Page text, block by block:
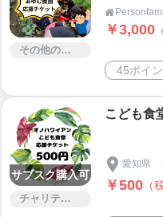
その他のサービス

￥3,000
45ポイ
サブスク購入可
チャリティー
こども食
愛知県
￥500 （